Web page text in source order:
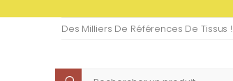
Des Milliers De Références De Tissus !
Recherche